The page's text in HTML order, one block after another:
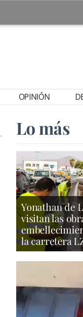
OPINIÓN
Lo más
Yonathan de
visitan las
la carretera